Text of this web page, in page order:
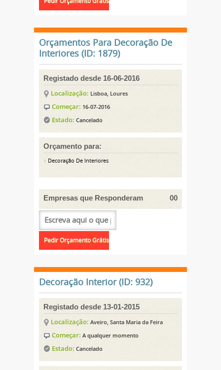
Orçamentos Para Decoração De
Interiores (ID: 1879)
Registado desde 16-06-2016
Localização: Lisboa, Loures
Começar: 16-07-2016
Estado: Cancelado
Orçamento para:
Decoração De Interiores
Empresas que Responderam 00
Decoração Interior (ID: 932)
Registado desde 13-01-2015
Localização: Aveiro, Santa Maria da Feira
Começar: A qualquer momento
Estado: Cancelado